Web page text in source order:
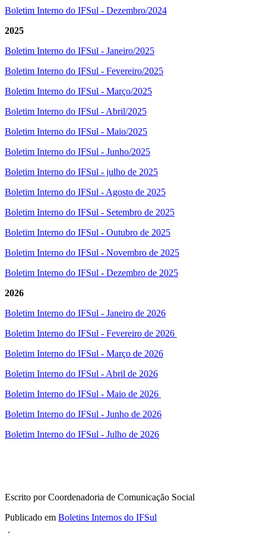
Boletim Interno do IFSul - Dezembro/2024
2025
Boletim Interno do IFSul - Janeiro/2025
Boletim Interno do IFSul - Fevereiro/2025
Boletim Interno do IFSul - Março/2025
Boletim Interno do IFSul - Abril/2025
Boletim Interno do IFSul - Maio/2025
Boletim Interno do IFSul - Junho/2025
Boletim Interno do IFSul - julho de 2025
Boletim Interno do IFSul - Agosto de 2025
Boletim Interno do IFSul - Setembro de 2025
Boletim Interno do IFSul - Outubro de 2025
Boletim Interno do IFSul - Novembro de 2025
Boletim Interno do IFSul - Dezembro de 2025
2026
Boletim Interno do IFSul - Janeiro de 2026
Boletim Interno do IFSul - Fevereiro de 2026
Boletim Interno do IFSul - Março de 2026
Boletim Interno do IFSul - Abril de 2026
Boletim Interno do IFSul - Maio de 2026
Boletim Interno do IFSul - Junho de 2026
Boletim Interno do IFSul - Julho de 2026
Escrito por Coordenadoria de Comunicação Social
Publicado em Boletins Internos do IFSul